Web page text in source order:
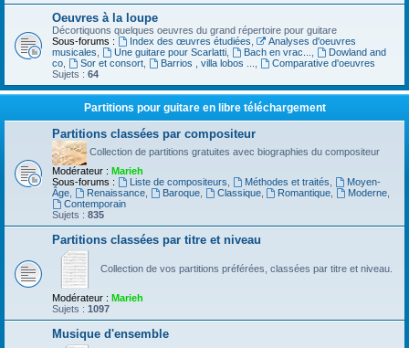
Oeuvres à la loupe
Décortiquons quelques oeuvres du grand répertoire pour guitare
Sous-forums :
Index des œuvres étudiées
Analyses d'oeuvres
musicales
Une guitare pour Scarlatti, Bach en vrac...
Dowland and
co
Sor et consort, Barrios , villa lobos ...
Comparative d'oeuvres
Sujets : 64
Partitions pour guitare en libre téléchargement
Partitions classées par compositeur
Collection de partitions gratuites avec biographies du compositeur
Modérateur : Marieh
Sous-forums :
Liste de compositeurs Méthodes et traités
Moyen-
Âge
Renaissance, Baroque, Classique, Romantique Moderne
Contemporain
Sujets : 835
Partitions classées par titre et niveau
Collection de vos partitions préférées, classées par titre et niveau.
Modérateur : Marieh
Sujets : 1097
Musique d'ensemble